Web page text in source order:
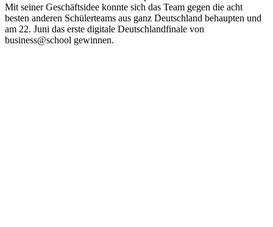
Mit seiner Geschäftsidee konnte sich das Team gegen die acht
besten anderen Schülerteams aus ganz Deutschland behaupten und
am 22. Juni das erste digitale Deutschlandfinale von
business@school gewinnen.